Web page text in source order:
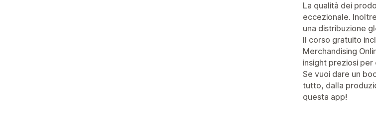
La qualità dei
eccezionale.
una distribuzione
Il corso gratuito
Merchandising
insight preziosi
Se vuoi dare un
tutto, dalla
questa app!